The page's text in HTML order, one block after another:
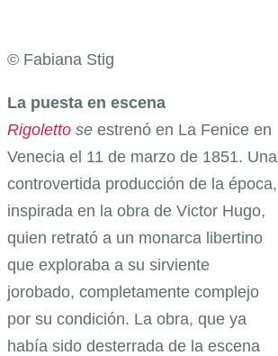
© Fabiana Stig
La puesta en escena
Rigoletto se estrenó en La Fenice en
Venecia el 11 de marzo de 1851. Una
controvertida producción de la época,
inspirada en la obra de Victor Hugo,
quien retrató a un monarca libertino
que exploraba a su sirviente
jorobado, completamente complejo
por su condición. La obra, que ya
había sido desterrada de la escena